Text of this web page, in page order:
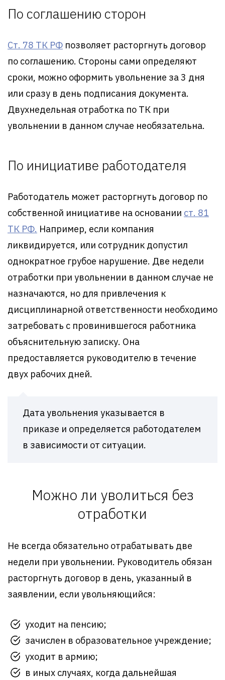
По соглашению сторон
Ст. 78 ТК РФ позволяет расторгнуть договор
по соглашению. Стороны сами определяют
сроки, можно оформить увольнение за 3 дня
или сразу в день подписания документа.
Двухнедельная отработка по ТК при
увольнении в данном случае необязательна.
По инициативе работодателя
Работодатель может расторгнуть договор по
собственной инициативе на основании ст. 81
ТК РФ. Например, если компания
ликвидируется, или сотрудник допустил
однократное грубое нарушение. Две недели
отработки при увольнении в данном случае не
назначаются, но для привлечения к
дисциплинарной ответственности необходимо
затребовать с провинившегося работника
объяснительную записку. Она
предоставляется руководителю в течение
двух рабочих дней.
Дата увольнения указывается в
приказе и определяется работодателем
в зависимости от ситуации.
Можно ли уволиться без
отработки
Не всегда обязательно отрабатывать две
недели при увольнении. Руководитель обязан
расторгнуть договор в день, указанный в
заявлении, если увольняющийся:
уходит на пенсию;
зачислен в образовательное учреждение;
уходит в армию;
в иных случаях, когда дальнейшая